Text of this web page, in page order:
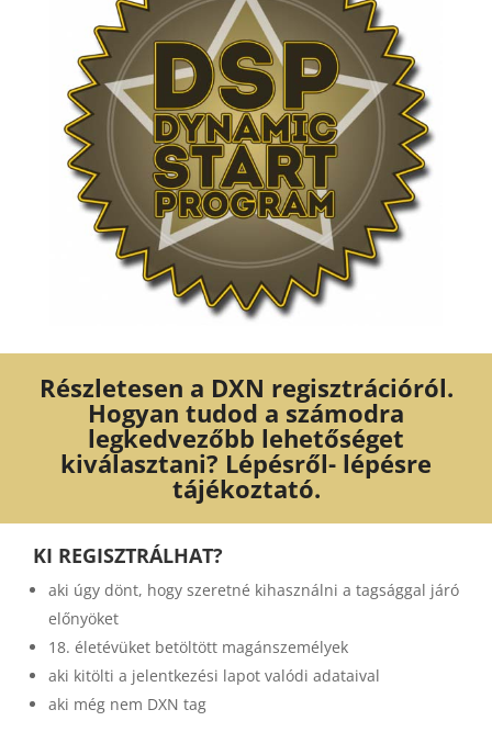
Részletesen a DXN regisztrációról.
Hogyan tudod a számodra
legkedvezőbb lehetőséget
kiválasztani? Lépésről- lépésre
tájékoztató.
KI REGISZTRÁLHAT?
aki úgy dönt, hogy szeretné kihasználni a tagsággal járó
előnyöket
18. életévüket betöltött magánszemélyek
aki kitölti a jelentkezési lapot valódi adataival
aki még nem DXN tag